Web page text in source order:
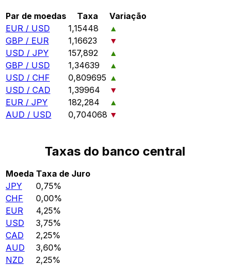
Par de moedas Taxa
Variação
EUR / USD
1,15448
▲
GBP / EUR
1,16623
▼
USD / JPY
157,892
▲
GBP / USD
1,34639
▲
USD / CHF
0,809695 ▲
USD / CAD
1,39964
▼
EUR / JPY
182,284
▲
AUD / USD
0,704068 ▼
Taxas do banco central
Moeda Taxa de Juro
JPY
0,75%
CHF
0,00%
EUR
4,25%
USD
3,75%
CAD
2,25%
AUD
3,60%
NZD
2,25%